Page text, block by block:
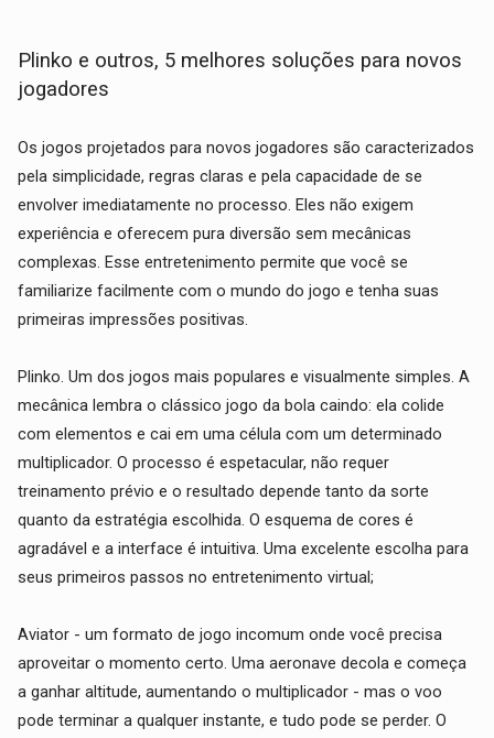
Plinko e outros, 5 melhores soluções para novos
jogadores
Os jogos projetados para novos jogadores são caracterizados
pela simplicidade, regras claras e pela capacidade de se
envolver imediatamente no processo. Eles não exigem
experiência e oferecem pura diversão sem mecânicas
complexas. Esse entretenimento permite que você se
familiarize facilmente com o mundo do jogo e tenha suas
primeiras impressões positivas.
Plinko. Um dos jogos mais populares e visualmente simples. A
mecânica lembra o clássico jogo da bola caindo: ela colide
com elementos e cai em uma célula com um determinado
multiplicador. O processo é espetacular, não requer
treinamento prévio e o resultado depende tanto da sorte
quanto da estratégia escolhida. O esquema de cores é
agradável e a interface é intuitiva. Uma excelente escolha para
seus primeiros passos no entretenimento virtual;
Aviator - um formato de jogo incomum onde você precisa
aproveitar o momento certo. Uma aeronave decola e começa
a ganhar altitude, aumentando o multiplicador - mas o voo
pode terminar a qualquer instante, e tudo pode se perder. O